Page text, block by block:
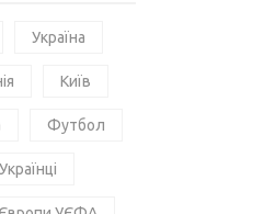
Україна
Київ
Футбол
Українці